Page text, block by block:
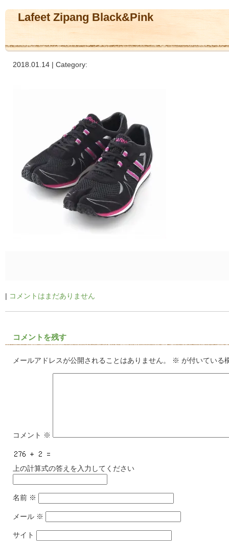
Lafeet Zipang Black&Pink
2018.01.14 | Category:
| コメントはまだありません
コメントを残す
メールアドレスが公開されることはありません。 ※ が付いている
コメント ※
上の計算式の答えを入力してください
名前 ※
メール ※
サイト